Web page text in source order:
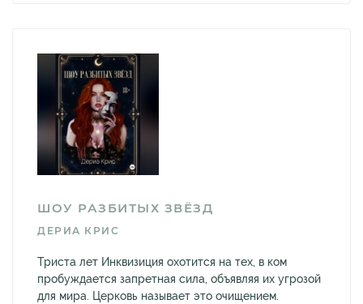
ШОУ РАЗБИТЫХ ЗВЁЗД
ДЕРИА КРИС
Триста лет Инквизиция охотится на тех, в ком
пробуждается запретная сила, объявляя их угрозой
для мира. Церковь называет это очищением.